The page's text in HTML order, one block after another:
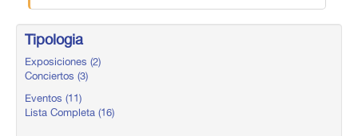
Tipologia
Exposiciones (2)
Conciertos (3)
Eventos (11)
Lista Completa (16)